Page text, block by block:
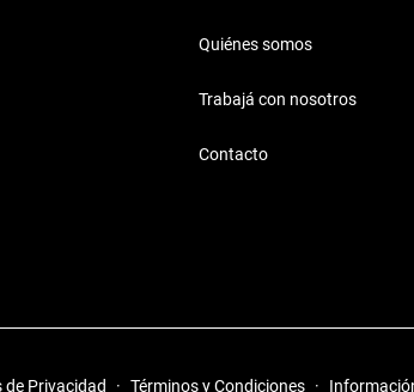
Quiénes somos
Trabajá con nosotros
Contacto
de Privacidad · Términos y Condiciones ·